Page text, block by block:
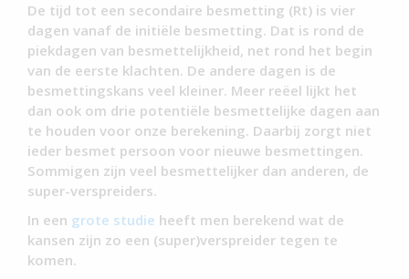
De tijd tot een secondaire besmetting (Rt) is vier
dagen vanaf de initiële besmetting. Dat is rond de
piekdagen van besmettelijkheid, net rond het begin
van de eerste klachten. De andere dagen is de
besmettingskans veel kleiner. Meer reëel lijkt het
dan ook om drie potentiële besmettelijke dagen aan
te houden voor onze berekening. Daarbij zorgt niet
ieder besmet persoon voor nieuwe besmettingen.
Sommigen zijn veel besmettelijker dan anderen, de
super-verspreiders.
In een grote studie heeft men berekend wat de
kansen zijn zo een (super)verspreider tegen te
komen.